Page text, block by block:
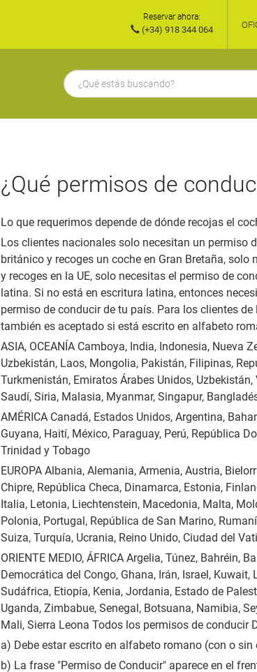
Reservar ahora:
(+34) 918 344 064
¿Qué permisos de
Lo que requerimos depende de dónde recojas el
Los clientes nacionales solo necesitan un permiso
británico y recoges un coche en Gran Bretaña,
y recoges en la UE, solo necesitas el permiso de
latina. Si no está en escritura latina, entonces
permiso de conducir de tu país. Para los clientes
también es aceptado si está escrito en alfabeto
ASIA, OCEANÍA Camboya, India, Indonesia, Nueva
Uzbekistán, Laos, Mongolia, Pakistán, Filipinas,
Turkmenistán, Emiratos Árabes Unidos,
Saudí, Siria, Malasia, Myanmar, Singapur,
AMÉRICA Canadá, Estados Unidos, Argentina,
Guyana, Haití, México, Paraguay, Perú, República
Trinidad y Tobago
EUROPA Albania, Alemania, Armenia, Austria,
Chipre, República Checa, Dinamarca, Estonia,
Italia, Letonia, Liechtenstein, Macedonia, Malta,
Polonia, Portugal, República de San Marino,
Suiza, Turquía, Ucrania, Reino Unido, Ciudad del
ORIENTE MEDIO, ÁFRICA Argelia, Túnez, Bahréin,
Democrática del Congo, Ghana, Irán, Israel,
Sudáfrica, Etiopía, Kenia, Jordania, Estado de
Uganda, Zimbabue, Senegal, Botsuana, Namibia,
Mali, Sierra Leona Todos los permisos de conducir
a) Debe estar escrito en alfabeto romano (con o
b) La frase "Permiso de Conducir" aparece en el